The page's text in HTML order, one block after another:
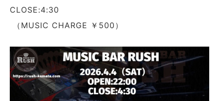
CLOSE:4:30
（MUSIC CHARGE ￥500）